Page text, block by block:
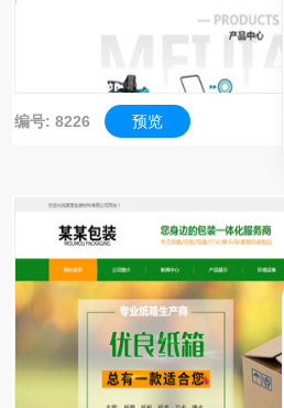
编号: 8226 预览